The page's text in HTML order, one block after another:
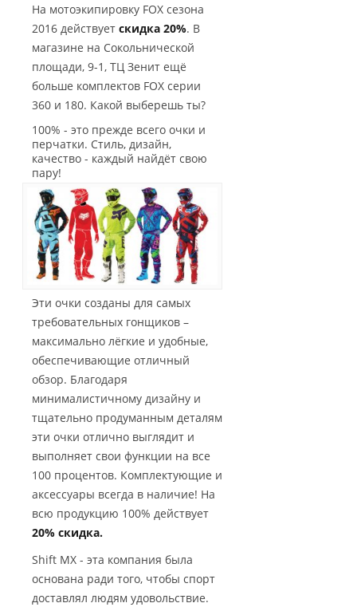
На мотоэкипировку FOX сезона
2016 действует скидка 20%. В
магазине на Сокольнической
площади, 9-1, ТЦ Зенит ещё
больше комплектов FOX серии
360 и 180. Какой выберешь ты?
100% - это прежде всего очки и
перчатки. Стиль, дизайн,
качество - каждый найдёт свою
пару!
Эти очки созданы для самых
требовательных гонщиков –
максимально лёгкие и удобные,
обеспечивающие отличный
обзор. Благодаря
минималистичному дизайну и
тщательно продуманным деталям
эти очки отлично выглядит и
выполняет свои функции на все
100 процентов. Комплектующие и
аксессуары всегда в наличие! На
всю продукцию 100% действует
20% скидка.
Shift MX - эта компания была
основана ради того, чтобы спорт
доставлял людям удовольствие.